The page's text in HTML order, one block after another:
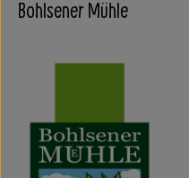
Bohlsener Mühle